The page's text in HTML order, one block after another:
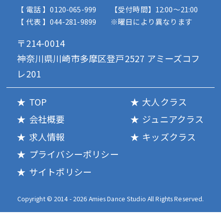
【 電話 】0120-065-999
【 代表 】044-281-9899
【受付時間】12:00〜21:00
※曜日により異なります
〒214-0014
神奈川県川崎市多摩区登戸2527 アミーズコフ
レ201
TOP
会社概要
求人情報
大人クラス
ジュニアクラス
キッズクラス
プライバシーポリシー
サイトポリシー
Copyright © 2014 - 2026 Amies Dance Studio All Rights Reserved.